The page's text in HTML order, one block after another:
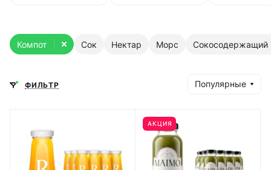
Сок Нектар Морс
Компот Сокосодержащий
ФИЛЬТР Популярные
АКЦИЯ